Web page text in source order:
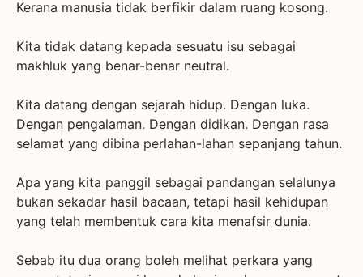
Kerana manusia tidak berfikir dalam ruang kosong.
Kita tidak datang kepada sesuatu isu sebagai
makhluk yang benar-benar neutral.
Kita datang dengan sejarah hidup. Dengan luka.
Dengan pengalaman. Dengan didikan. Dengan rasa
selamat yang dibina perlahan-lahan sepanjang tahun.
Apa yang kita panggil sebagai pandangan selalunya
bukan sekadar hasil bacaan, tetapi hasil kehidupan
yang telah membentuk cara kita menafsir dunia.
Sebab itu dua orang boleh melihat perkara yang